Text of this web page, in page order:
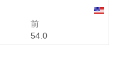
前
54.0